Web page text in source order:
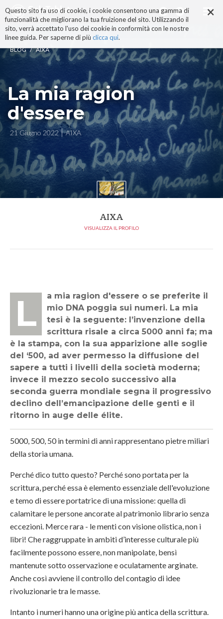
×
Questo sito fa uso di cookie, i cookie consentono una gamma di
funzionalità che migliorano la tua fruizione del sito. Utilizzando il
sito, verrà accettato l'uso dei cookie in conformità con le nostre
linee guida. Per saperne di più clicca qui.
ai
contenuti.
|
alla
navigazione
BLOG / AIXA
La mia ragion
d'essere
21 Giugno 2022 AIXA
AIXA
VISUALIZZA IL PROFILO
La mia ragion d'essere o se preferite il
mio DNA poggia sui numeri. La mia
tesi è la seguente: l’invenzione della
scrittura risale a circa 5000 anni fa; ma
è la stampa, con la sua apparizione alle soglie
del ‘500, ad aver permesso la diffusione del
sapere a tutti i livelli della società moderna;
invece il mezzo secolo successivo alla
seconda guerra mondiale segna il progressivo
declino dell’emancipazione delle genti e il
ritorno in auge delle élite.
5000, 500, 50 in termini di anni rappresentano pietre miliari
della storia umana.
Perché dico tutto questo? Perché sono portata per la
scrittura, perché essa è elemento essenziale dell'evoluzione
e temo di essere portatrice di una missione: quella di
calamitare le persone ancorate al patrimonio librario senza
eccezioni. Merce rara - le menti con visione olistica, non i
libri! Che raggruppate in ambiti d’interesse culturale più
facilmente possono essere, non manipolate, bensì
mantenute sotto osservazione e oculatamente arginate.
Anche così avviene il controllo del contagio di idee
rivoluzionarie tra le masse.
Intanto i numeri hanno una origine più antica della scrittura.